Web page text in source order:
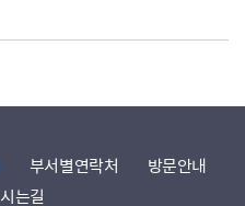
부서별연락처
방문안내
는길